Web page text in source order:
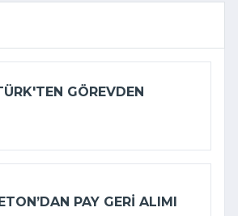
GÖREVDEN
PAY GERI ALIMI